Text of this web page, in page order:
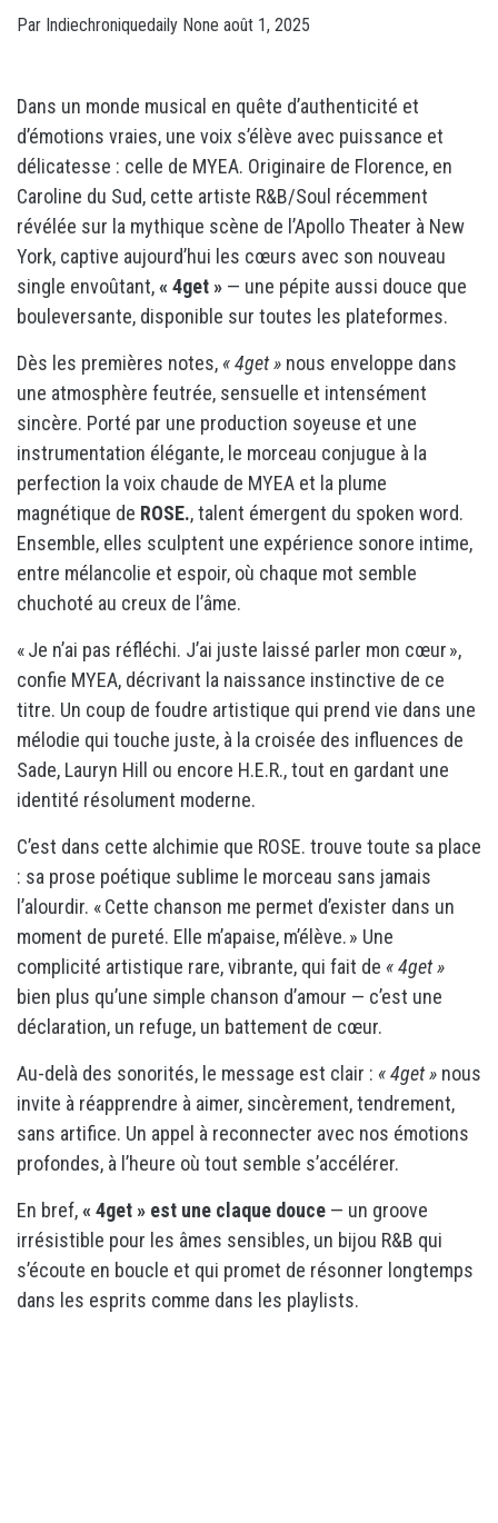
Par Indiechroniquedaily None août 1, 2025
Dans un monde musical en quête d’authenticité et
d’émotions vraies, une voix s’élève avec puissance et
délicatesse : celle de MYEA. Originaire de Florence, en
Caroline du Sud, cette artiste R&B/Soul récemment
révélée sur la mythique scène de l’Apollo Theater à New
York, captive aujourd’hui les cœurs avec son nouveau
single envoûtant,« 4get » — une pépite aussi douce que
bouleversante, disponible sur toutes les plateformes.
Dès les premières notes, « 4get » nous enveloppe dans
une atmosphère feutrée, sensuelle et intensément
sincère. Porté par une production soyeuse et une
instrumentation élégante, le morceau conjugue à la
perfection la voix chaude de MYEA et la plume
magnétique de ROSE., talent émergent du spoken word.
Ensemble, elles sculptent une expérience sonore intime,
entre mélancolie et espoir, où chaque mot semble
chuchoté au creux de l’âme.
« Je n’ai pas réfléchi. J’ai juste laissé parler mon cœur »,
confie MYEA, décrivant la naissance instinctive de ce
titre. Un coup de foudre artistique qui prend vie dans une
mélodie qui touche juste, à la croisée des influences de
Sade, Lauryn Hill ou encore H.E.R., tout en gardant une
identité résolument moderne.
C’est dans cette alchimie que ROSE. trouve toute sa place
: sa prose poétique sublime le morceau sans jamais
l’alourdir. « Cette chanson me permet d’exister dans un
moment de pureté. Elle m’apaise, m’élève. » Une
complicité artistique rare, vibrante, qui fait de « 4get »
bien plus qu’une simple chanson d’amour — c’est une
déclaration, un refuge, un battement de cœur.
Au-delà des sonorités, le message est clair : « 4get » nous
invite à réapprendre à aimer, sincèrement, tendrement,
sans artifice. Un appel à reconnecter avec nos émotions
profondes, à l’heure où tout semble s’accélérer.
En bref,« 4get » est une claque douce — un groove
irrésistible pour les âmes sensibles, un bijou R&B qui
s’écoute en boucle et qui promet de résonner longtemps
dans les esprits comme dans les playlists.